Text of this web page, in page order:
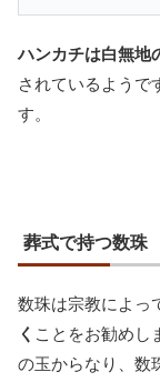
ハンカチは白無地
されているようで
す。
葬式で持つ数珠
数珠は宗教によっ
く ことをお勧めし
の玉からなり、数